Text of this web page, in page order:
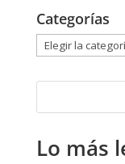
Categorías
Categorías
Lo más